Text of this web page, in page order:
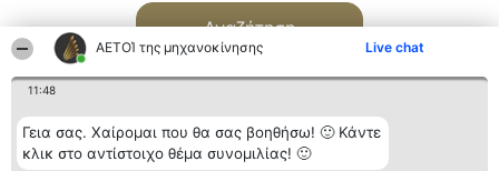
ΑΕΤΟΊ της μηχανοκίνησης Live chat
11:48
Γεια σας. Χαίρομαι που θα σας βοηθήσω! 🙂 Κάντε
κλικ στο αντίστοιχο θέμα συνομιλίας! 🙂
Αναζήτηση